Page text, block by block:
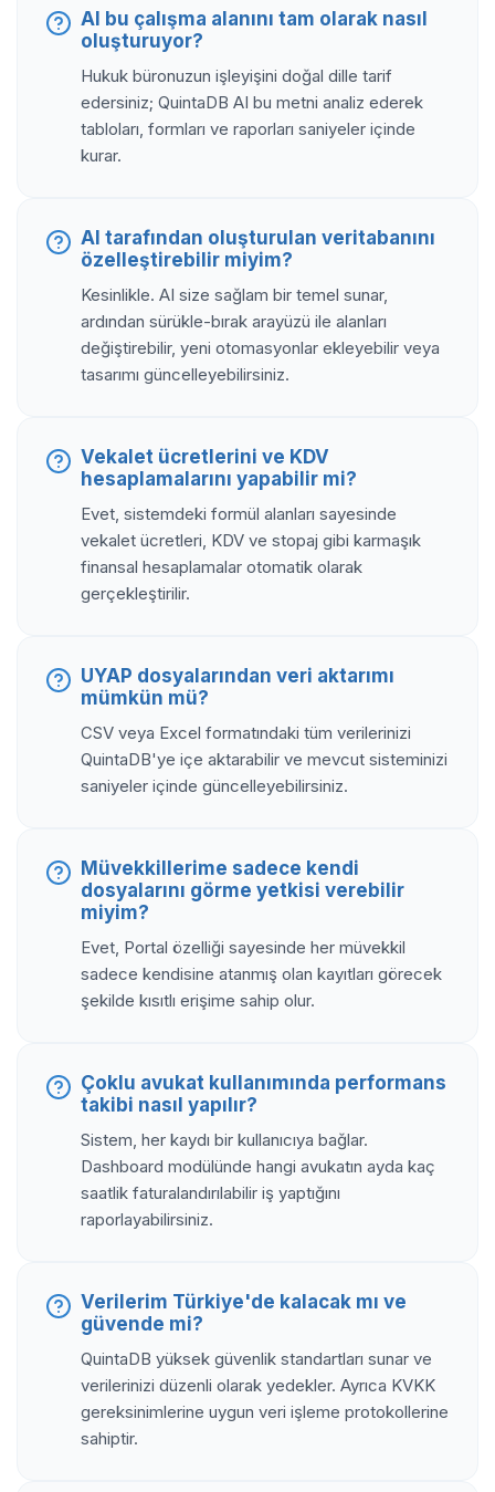
AI bu çalışma alanını tam olarak nasıl
oluşturuyor?
Hukuk büronuzun işleyişini doğal dille tarif
edersiniz; QuintaDB AI bu metni analiz ederek
tabloları, formları ve raporları saniyeler içinde
kurar.
AI tarafından oluşturulan veritabanını
özelleştirebilir miyim?
Kesinlikle. AI size sağlam bir temel sunar,
ardından sürükle-bırak arayüzü ile alanları
değiştirebilir, yeni otomasyonlar ekleyebilir veya
tasarımı güncelleyebilirsiniz.
Vekalet ücretlerini ve KDV
hesaplamalarını yapabilir mi?
Evet, sistemdeki formül alanları sayesinde
vekalet ücretleri, KDV ve stopaj gibi karmaşık
finansal hesaplamalar otomatik olarak
gerçekleştirilir.
UYAP dosyalarından veri aktarımı
mümkün mü?
CSV veya Excel formatındaki tüm verilerinizi
QuintaDB'ye içe aktarabilir ve mevcut sisteminizi
saniyeler içinde güncelleyebilirsiniz.
Müvekkillerime sadece kendi
dosyalarını görme yetkisi verebilir
miyim?
Evet, Portal özelliği sayesinde her müvekkil
sadece kendisine atanmış olan kayıtları görecek
şekilde kısıtlı erişime sahip olur.
Çoklu avukat kullanımında performans
takibi nasıl yapılır?
Sistem, her kaydı bir kullanıcıya bağlar.
Dashboard modülünde hangi avukatın ayda kaç
saatlik faturalandırılabilir iş yaptığını
raporlayabilirsiniz.
Verilerim Türkiye'de kalacak mı ve
güvende mi?
QuintaDB yüksek güvenlik standartları sunar ve
verilerinizi düzenli olarak yedekler. Ayrıca KVKK
gereksinimlerine uygun veri işleme protokollerine
sahiptir.